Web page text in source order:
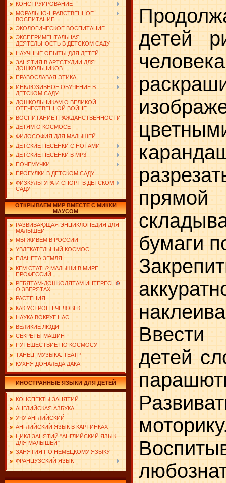
КОНСТРУИРОВАНИЕ
МОРАЛЬНО-НРАВСТВЕННОЕ
ВОСПИТАНИЕ
ЭКОЛОГИЧЕСКОЕ ВОСПИТАНИЕ
ЭКСПЕРИМЕНТАЛЬНАЯ
ДЕЯТЕЛЬНОСТЬ В ДЕТСКОМ САДУ
НАУЧНЫЕ ОПЫТЫ ДЛЯ ДЕТЕЙ
ЗАНЯТИЯ В АРТСТУДИИ ДЛЯ
ДОШКОЛЬНИКОВ
ПРАВОСЛАВАЯ ЭТИКА
ИНКЛЮЗИВНОЕ ОБУЧЕНИЕ В
ДЕТСКОМ САДУ
ДОШКОЛЬНИКАМ О ВЕЛИКОЙ
ОТЕЧЕСТВЕННОЙ ВОЙНЕ
ВОСПИТАНИЕ ГРАЖДАНСТВЕННОСТИ
ДЕТЯМ О КОСМОСЕ
ФИЛОСОФИЯ ДЛЯ МАЛЫШЕЙ
ДЕТСКИЕ ПЕСЕНКИ С НОТАМИ
ДЕТСКИЕ ПЕСЕНКИ В MP3
ПОЧЕМУЧКИ
ПРОГУЛКИ В ДЕТСКОМ САДУ
ФИЗКУЛЬТУРА И СПОРТ В ДЕТСКОМ
САДУ
ОТКРЫВАЕМ МИР ВМЕСТЕ С МИККИ
МАУСОМ
РАЗВИВАЮЩАЯ ЭНЦИКЛОПЕДИЯ ДЛЯ
МАЛЫШЕЙ
МЫ ЖИВЕМ В РОССИИ
УВЛЕКАТЕЛЬНЫЙ КОСМОС
ПЛАНЕТА ЗЕМЛЯ
КЕМ СТАТЬ? МАЛЫШИ В МИРЕ
ПРОФЕССИЙ
РЕБЯТАМ-ДОШКОЛЯТАМ ИНТЕРЕСНО
О ЗВЕРЯТАХ
РАСТЕНИЯ
КАК УСТРОЕН ЧЕЛОВЕК
НАУКА ВОКРУГ НАС
ВЕЛИКИЕ ЛЮДИ
СЕКРЕТЫ МАШИН
ПУТЕШЕСТВИЕ ПО КОСМОСУ
ТАНЕЦ. МУЗЫКА. ТЕАТР
КУХНЯ ДОНАЛЬДА ДАКА
ИНОСТРАННЫЕ ЯЗЫКИ ДЛЯ ДЕТЕЙ
КОНСПЕКТЫ ЗАНЯТИЙ
АНГЛИЙСКАЯ АЗБУКА
УЧУ АНГЛИЙСКИЙ
АНГЛИЙСКИЙ ЯЗЫК В КАРТИНКАХ
ЦИКЛ ЗАНЯТИЙ "АНГЛИЙСКИЙ ЯЗЫК
ДЛЯ МАЛЫШЕЙ"
ЗАНЯТИЯ ПО НЕМЕЦКОМУ ЯЗЫКУ
ФРАНЦУЗСКИЙ ЯЗЫК
детей
бумаги
детей